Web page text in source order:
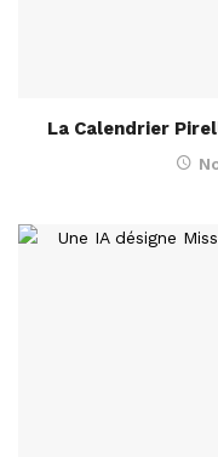
La Calendrier